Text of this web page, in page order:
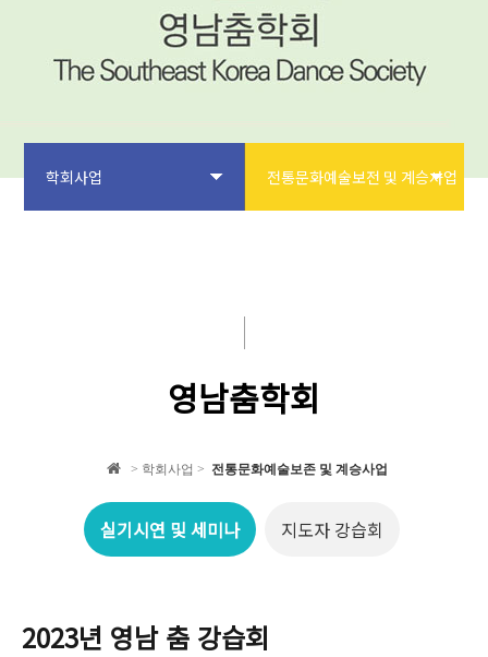
학회사업 전통문화예술보전 및 계승사업
영남춤학회
> 학회사업 > 전통문화예술보존 및 계승사업
실기시연 및 세미나 지도자 강습회
2023년 영남 춤 강습회